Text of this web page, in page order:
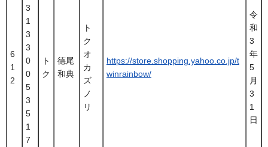
6
1
2
3
1
3
3
0
0
5
3
5
1
7
ト
ク
德尾
和典
ト
ク
オ
カ
ズ
ノ
リ
https://store.shopping.yahoo.co.jp/t
winrainbow/
令
和
3
年
5
月
3
1
日